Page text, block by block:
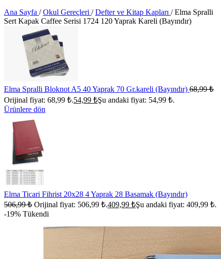
Ana Sayfa / Okul Gereçleri / Defter ve Kitap Kapları / Elma Spralli
Sert Kapak Caffee Serisi 1724 120 Yaprak Kareli (Bayındır)
Elma Spralli Bloknot A5 40 Yaprak 70 Gr.kareli (Bayındır) 68,99₺
Orijinal fiyat: 68,99 ₺.54,99 ₺Şu andaki fiyat: 54,99 ₺.
Ürünlere dön
Elma Ticari Fihrist 20x28 4 Yaprak 28 Basamak (Bayındır)
506,99₺ Orijinal fiyat: 506,99 ₺.409,99 ₺Şu andaki fiyat: 409,99 ₺.
-19% Tükendi